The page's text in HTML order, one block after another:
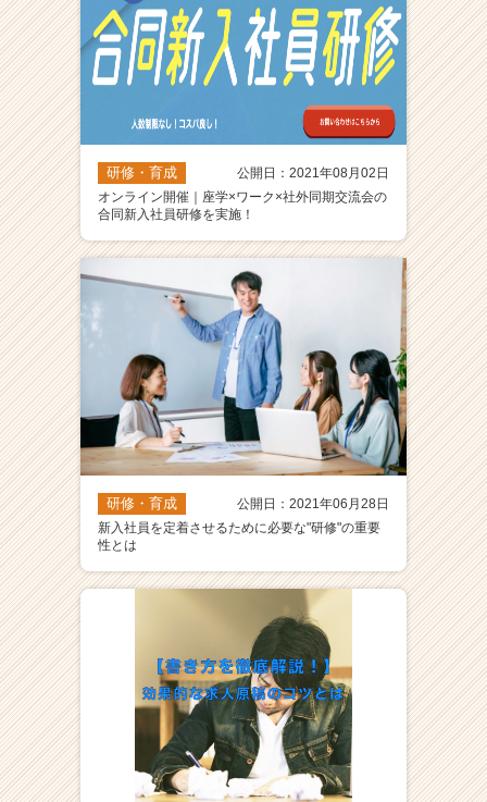
研修・育成
公開日：2021年08月02日
オンライン開催｜座学×ワーク×社外同期交流会の
合同新入社員研修を実施！
研修・育成
公開日：2021年06月28日
新入社員を定着させるために必要な"研修"の重要
性とは